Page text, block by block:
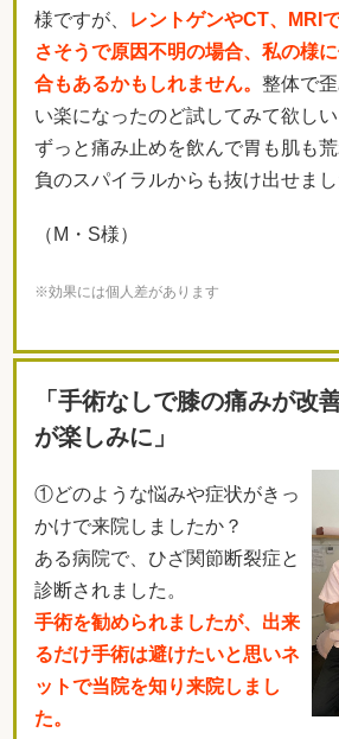
様ですが、
レントゲンやCT、MRI
さそうで原因不明の場合、私の様
合もあるかもしれません。 整体で
い楽になったのど試してみて欲しい
ずっと痛み止めを飲んで胃も肌も
負のスパイラルからも抜け出せまし
（M・S様）
※効果には個人差があります
「手術なしで膝の痛みが改
が楽しみに」
①どのような悩みや症状がきっ
かけで来院しましたか？
ある病院で、ひざ関節断裂症と
診断されました。
手術を勧められましたが、出来
るだけ手術は避けたいと思いネ
ットで当院を知り来院しまし
た。